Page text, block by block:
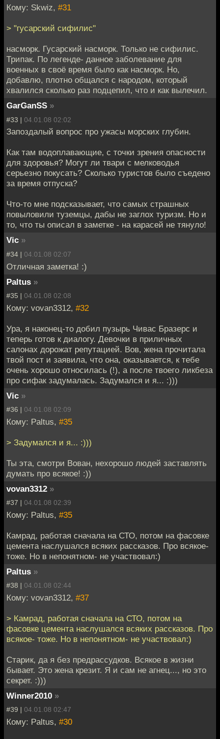
Кому: Skwiz, #31
> "гусарский сифилис"
насморк. Гусарский насморк. Только не сифилис.
Трипак. По легенде- данное заболевание для
военных в своё время было как насморк. Но,
добавлю, плотно общался с народом, который
хвалился сколько раз подцепил, что и как вылечил.
GarGanSS »
#33 | 04.01.08 02:02
Запоздалый вопрос про ужасы морских глубин.
Как там водоплавающие, с точки зрения опасности
для здоровья? Могут ли твари с мелководья
серьезно покусать? Сколько туристов было съедено
за время отпуска?
Что-то мне подсказывает, что самых страшных
повыловили туземцы, дабы не заглох туризм. Но и
то, что ты описал в заметке - на карасей не тянуло!
Vic »
#34 | 04.01.08 02:07
Отличная заметка! :)
Paltus »
#35 | 04.01.08 02:08
Кому: vovan3312, #32
Ура, я наконец-то добил пузырь Чивас Бразерс и
теперь готов к диалогу. Девочки в приличных
салонах дорожат репутацией. Вов, жена прочитала
твой пост и заявила, что она, оказывается, к тебе
очень хорошо относилась (!), а после твоего ликбеза
про сифак задумалась. Задумался и я... :)))
Vic »
#36 | 04.01.08 02:09
Кому: Paltus, #35
> Задумался и я... :)))
Ты эта, смотри Вован, нехорошо людей заставлять
думать про всякое! :))
vovan3312 »
#37 | 04.01.08 02:39
Кому: Paltus, #35
Камрад, работая сначала на СТО, потом на фасовке
цемента наслушался всяких рассказов. Про всякое-
тоже. Но в непонятном- не участвовал:)
Paltus »
#38 | 04.01.08 02:44
Кому: vovan3312, #37
> Камрад, работая сначала на СТО, потом на
фасовке цемента наслушался всяких рассказов. Про
всякое- тоже. Но в непонятном- не участвовал:)
Старик, да я без предрассудков. Всякое в жизни
бывает. Это жена крезит. Я и сам не агнец..., но это
секрет. :)))
Winner2010 »
#39 | 04.01.08 02:47
Кому: Paltus, #30